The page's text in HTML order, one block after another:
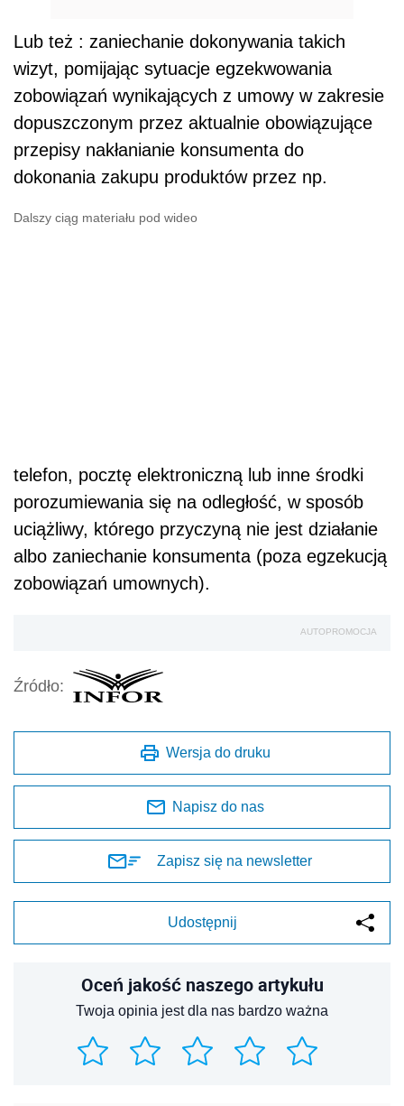
Lub też : zaniechanie dokonywania takich
wizyt, pomijając sytuacje egzekwowania
zobowiązań wynikających z umowy w zakresie
dopuszczonym przez aktualnie obowiązujące
przepisy nakłanianie konsumenta do
dokonania zakupu produktów przez np.
Dalszy ciąg materiału pod wideo
telefon, pocztę elektroniczną lub inne środki
porozumiewania się na odległość, w sposób
uciążliwy, którego przyczyną nie jest działanie
albo zaniechanie konsumenta (poza egzekucją
zobowiązań umownych).
AUTOPROMOCJA
Źródło:
Wersja do druku
Napisz do nas
Zapisz się na newsletter
Udostępnij
Oceń jakość naszego artykułu
Twoja opinia jest dla nas bardzo ważna